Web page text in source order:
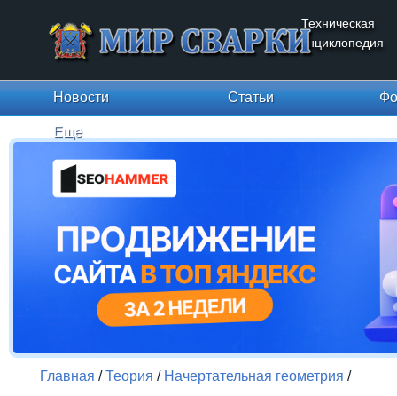
Техническая
энциклопедия
Новости Статьи
Еще
Главная /Теория / Начертательная геометрия /